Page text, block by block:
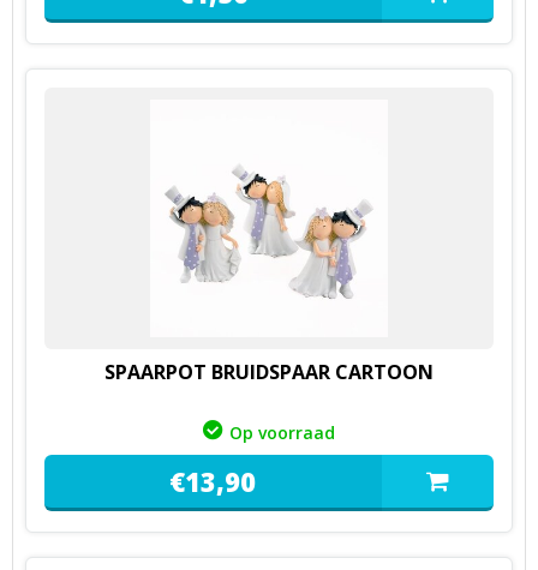
SPAARPOT BRUIDSPAAR CARTOON
Op voorraad
€13,90